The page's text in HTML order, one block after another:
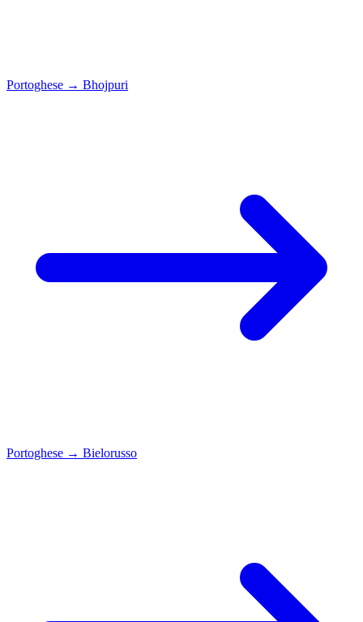
Portoghese → Bhojpuri
Portoghese → Bielorusso